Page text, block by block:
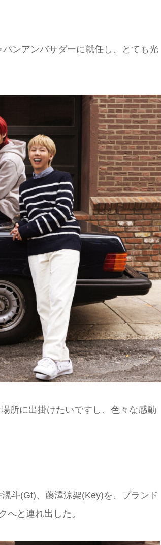
ンアンバサダーに就任し、とても光
所に出掛けたいですし、色々な感動
斗(Gt)、藤澤涼架(Key)を、ブランド
へと連れ出した。